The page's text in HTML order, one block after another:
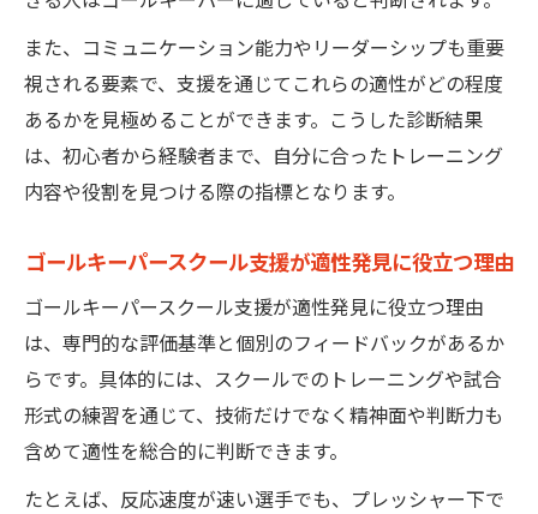
また、コミュニケーション能力やリーダーシップも重要
視される要素で、支援を通じてこれらの適性がどの程度
あるかを見極めることができます。こうした診断結果
は、初心者から経験者まで、自分に合ったトレーニング
内容や役割を見つける際の指標となります。
ゴールキーパースクール支援が適性発見に役立つ理由
ゴールキーパースクール支援が適性発見に役立つ理由
は、専門的な評価基準と個別のフィードバックがあるか
らです。具体的には、スクールでのトレーニングや試合
形式の練習を通じて、技術だけでなく精神面や判断力も
含めて適性を総合的に判断できます。
たとえば、反応速度が速い選手でも、プレッシャー下で